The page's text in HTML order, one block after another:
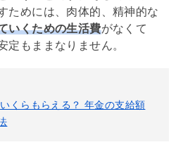
ためには、肉体的、精神的な
いくための生活費がなくて
定もままなりません。
くらもらえる？ 年金の支給額